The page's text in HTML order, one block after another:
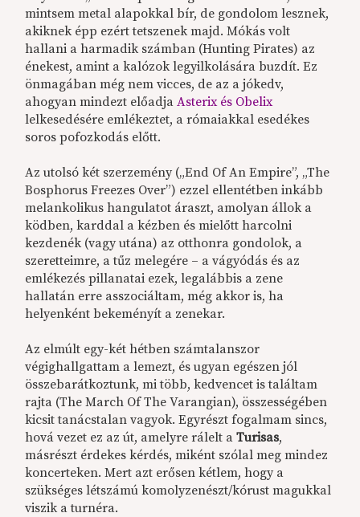
mintsem metal alapokkal bír, de gondolom lesznek,
akiknek épp ezért tetszenek majd. Mókás volt
hallani a harmadik számban (Hunting Pirates) az
énekest, amint a kalózok legyilkolására buzdít. Ez
önmagában még nem vicces, de az a jókedv,
ahogyan mindezt előadjaAsterix és Obelix
lelkesedésére emlékeztet, a rómaiakkal esedékes
soros pofozkodás előtt.
Az utolsó két szerzemény („End Of An Empire”, „The
Bosphorus Freezes Over”) ezzel ellentétben inkább
melankolikus hangulatot áraszt, amolyan állok a
ködben, karddal a kézben és mielőtt harcolni
kezdenék (vagy utána) az otthonra gondolok, a
szeretteimre, a tűz melegére – a vágyódás és az
emlékezés pillanatai ezek, legalábbis a zene
hallatán erre asszociáltam, még akkor is, ha
helyenként bekeményít a zenekar.
Az elmúlt egy-két hétben számtalanszor
végighallgattam a lemezt, és ugyan egészen jól
összebarátkoztunk, mi több, kedvencet is találtam
rajta (The March Of The Varangian), összességében
kicsit tanácstalan vagyok. Egyrészt fogalmam sincs,
hová vezet ez az út, amelyre rálelt aTurisas,
másrészt érdekes kérdés, miként szólal meg mindez
koncerteken. Mert azt erősen kétlem, hogy a
szükséges létszámú komolyzenészt/kórust magukkal
viszik a turnéra.